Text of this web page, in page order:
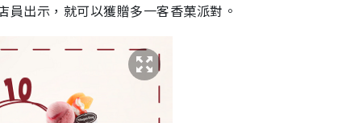
出示，就可以獲贈多一客香菓派對。